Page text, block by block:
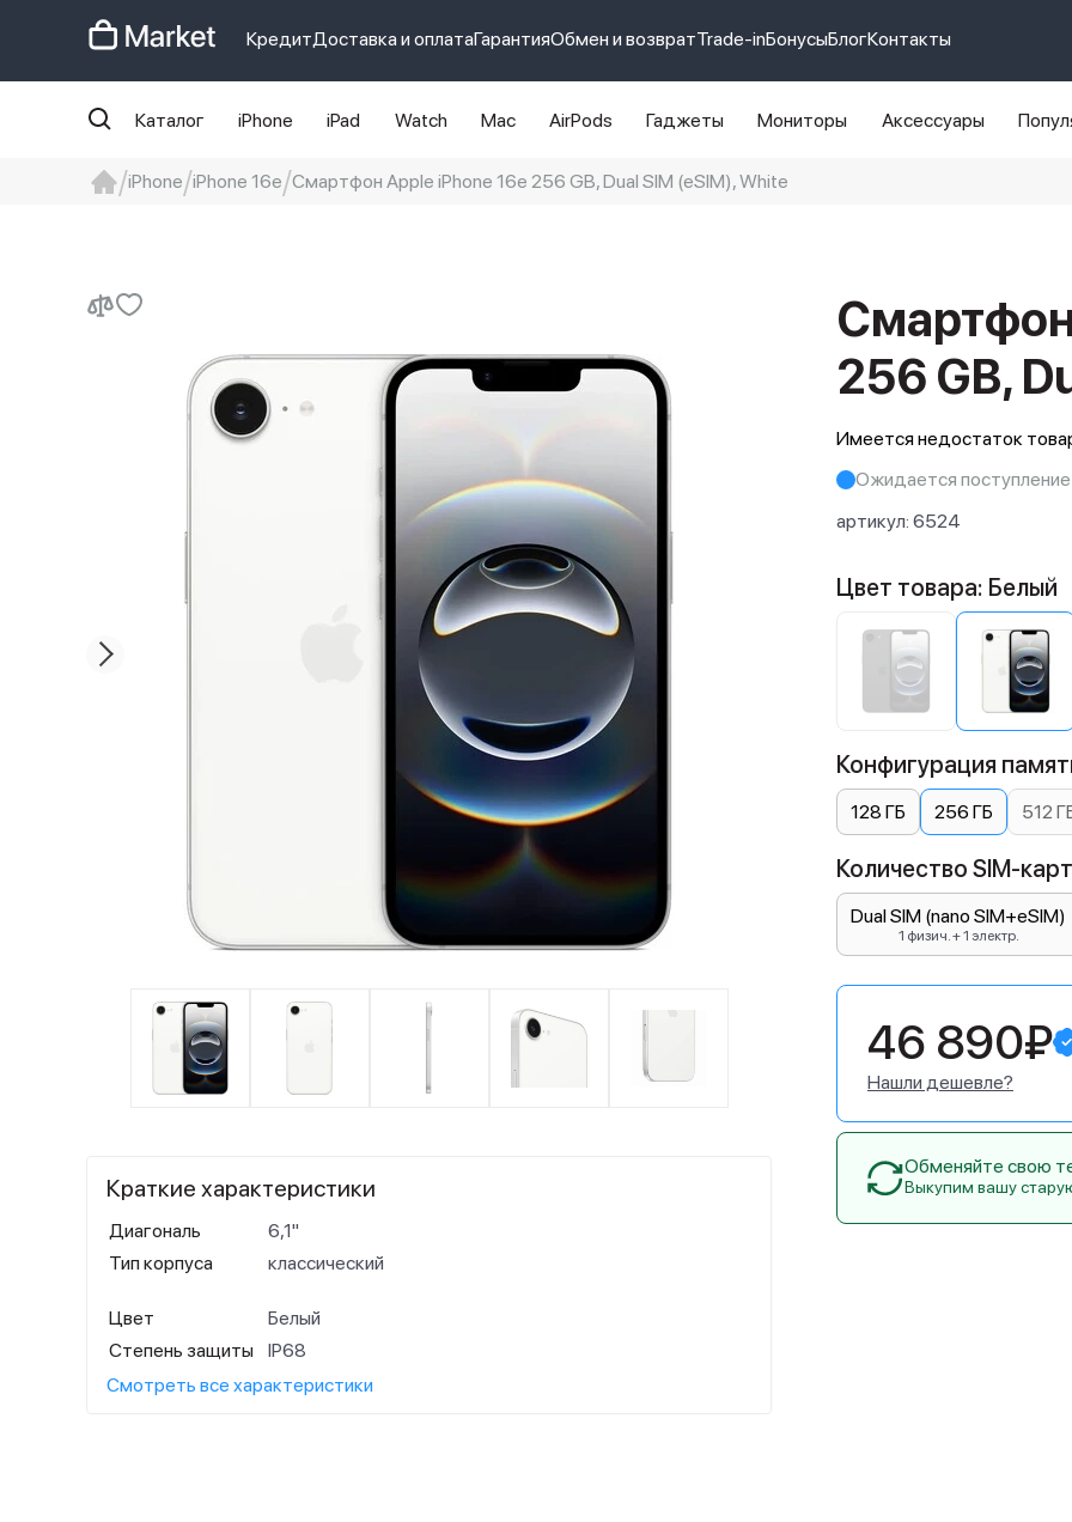
КредитДоставка и оплатаГарантияОбмен и возвратTrade-inБонусыБлогКонтакты
Каталог iPhone iPad Watch Mac AirPods Гаджеты Мониторы Аксессуары
iPhone iPhone 16e Смартфон Apple iPhone 16e 256 GB, Dual SIM (eSIM), White
256 GB,
Имеется недостаток
Ожидается поступление
артикул: 6524
Краткие характеристики
Диагональ
6,1"
Тип корпуса
классический
Цвет
Белый
Степень защиты
IP68
Смотреть все характеристики
Цвет товара: Белый
Конфигурация
128 ГБ 256 ГБ 512
Количество SIM-
Dual SIM (nano SIM+eSIM)
1 физич. + 1 электр.
46 890₽
Нашли дешевле?
Обменяйте свою
Выкупим вашу